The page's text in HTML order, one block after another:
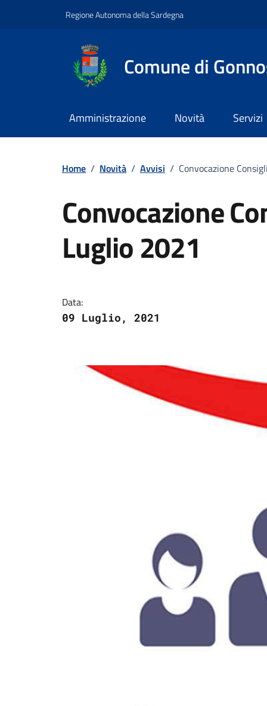
Regione Autonoma della Sardegna
Comune di
Amministrazione Novità Servizi
Home / Novità / Avvisi / Convocazione
Convocazione
Luglio 2021
Data:
09 Luglio, 2021